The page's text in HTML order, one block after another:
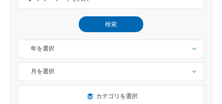
検索
年を選択
月を選択
検索したい記事のカテゴリーを選択出来ます
カテゴリを選択